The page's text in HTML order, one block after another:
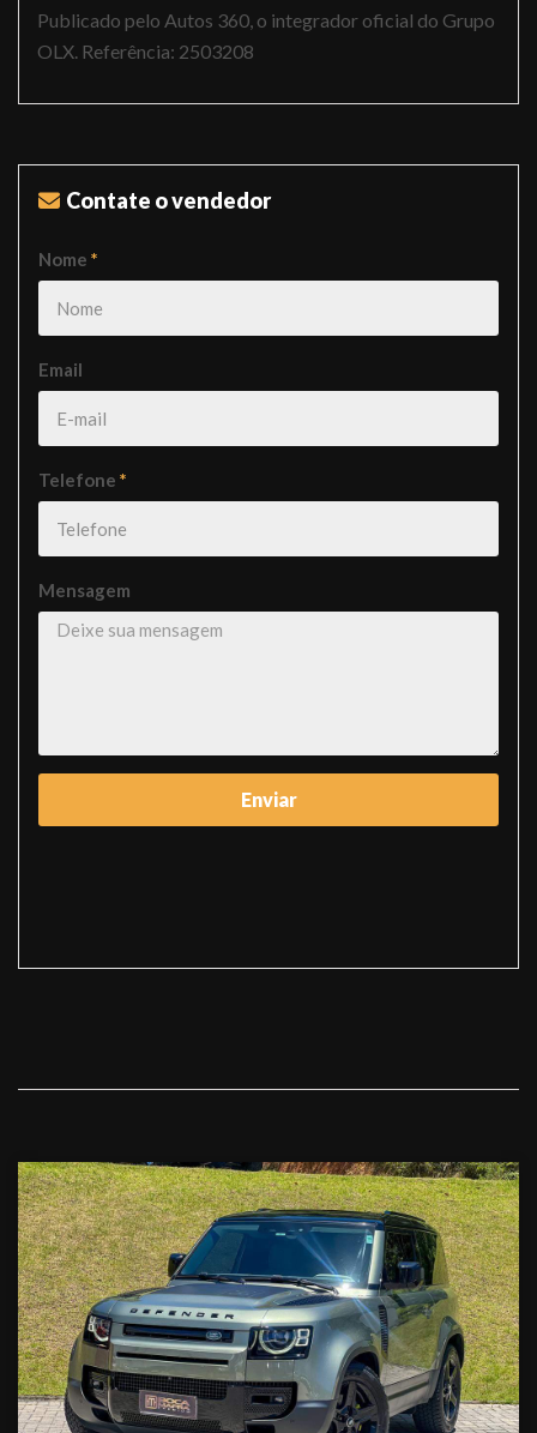
Publicado pelo Autos 360, o integrador oficial do Grupo
OLX. Referência: 2503208
Contate o vendedor
Nome *
Email
Telefone *
Mensagem